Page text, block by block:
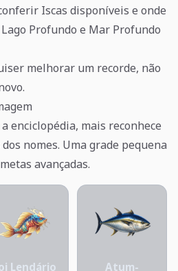
Iscas disponíveis e onde
Profundo e Mar Profundo
melhorar um recorde, não
enciclopédia, mais reconhece
nomes. Uma grade pequena
avançadas.
Lendário Atum-